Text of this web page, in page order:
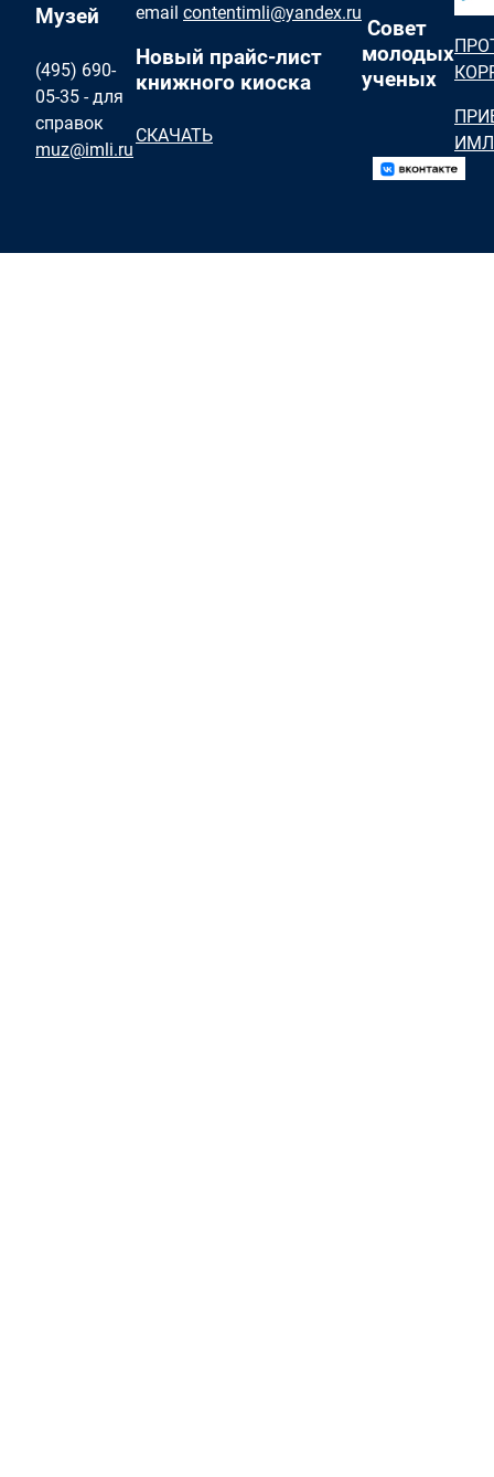
Музей
(495) 690-
05-35 - для
справок
muz@imli.ru
email contentimli@yandex.ru
Новый прайс-лист
книжного киоска
СКАЧАТЬ
Совет
молодых
ученых